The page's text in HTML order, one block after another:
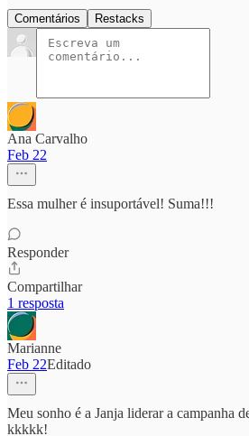
Comentários Restacks
Ana Carvalho
Feb 22
Essa mulher é insuportável! Suma!!!
Responder
Compartilhar
1 resposta
Marianne
Feb 22Editado
Meu sonho é a Janja liderar a campanha
kkkkk!